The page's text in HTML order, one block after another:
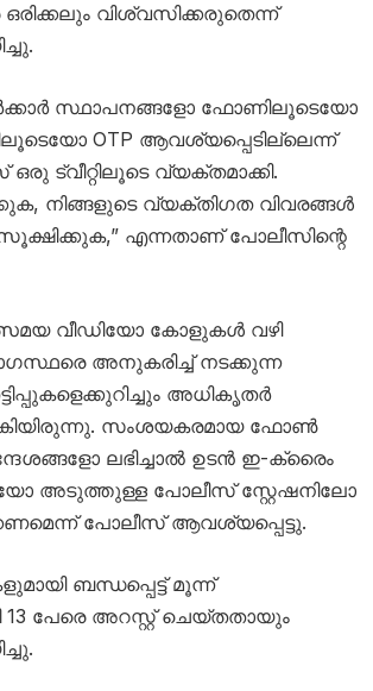
വിശ്വസിക്കരുതെന്ന്
സ്ഥാപനങ്ങളോ ഫോണിലൂടെയോ
OTP ആവശ്യപ്പെടില്ലെന്ന്
ട്വീറ്റിലൂടെ വ്യക്തമാക്കി.
നിങ്ങളുടെ വ്യക്തിഗത വിവരങ്ങൾ
എന്നതാണ് പോലീസിന്റെ
വീഡിയോ കോളുകൾ വഴി
അനുകരിച്ച് നടക്കുന്ന
അധികൃതർ
സംശയകരമായ ഫോൺ
ലഭിച്ചാൽ ഉടൻ ഇ-ക്രൈം
അടുത്തുള്ള പോലീസ് സ്റ്റേഷനിലോ
പോലീസ് ആവശ്യപ്പെട്ടു.
ബന്ധപ്പെട്ട് മൂന്ന്
13 പേരെ അറസ്റ്റ് ചെയ്തതായും